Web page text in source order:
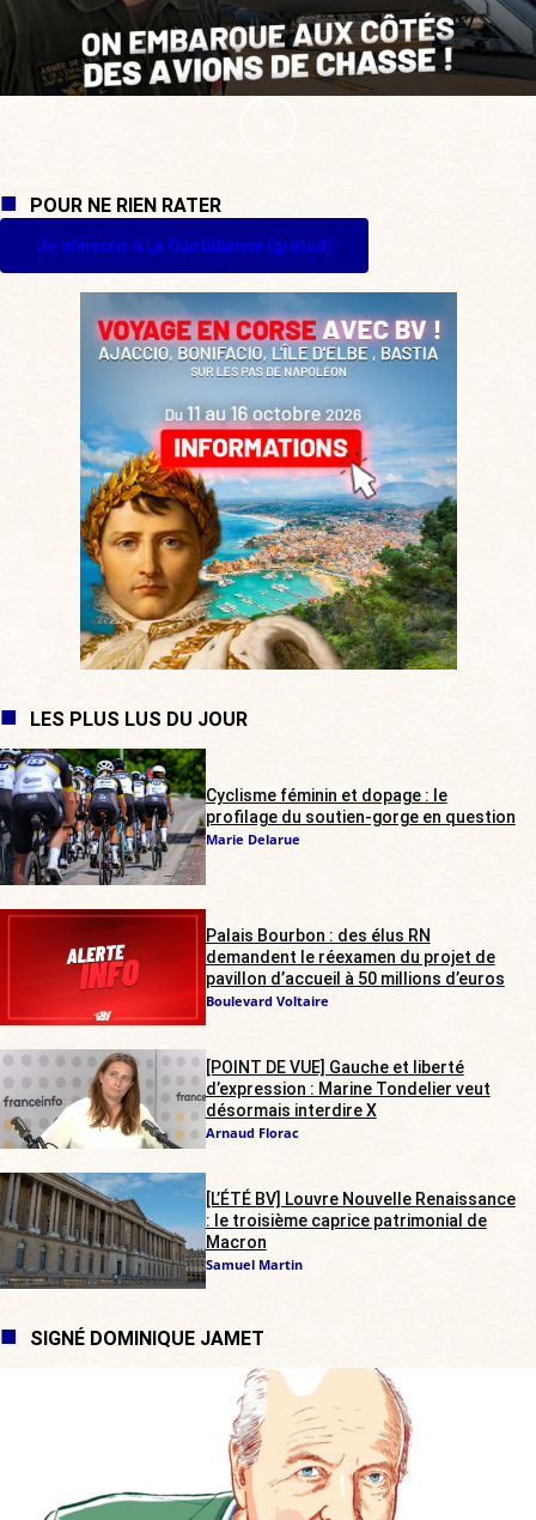
POUR NE RIEN RATER
Je m'inscris à La Quotidienne (gratuit)
LES PLUS LUS DU JOUR
Cyclisme féminin et dopage : le
profilage du soutien-gorge en question
Marie Delarue
Palais Bourbon : des élus RN
demandent le réexamen du projet de
pavillon d’accueil à 50 millions d’euros
Boulevard Voltaire
[POINT DE VUE] Gauche et liberté
d’expression : Marine Tondelier veut
désormais interdire X
Arnaud Florac
[L’ÉTÉ BV] Louvre Nouvelle Renaissance
: le troisième caprice patrimonial de
Macron
Samuel Martin
SIGNÉ DOMINIQUE JAMET